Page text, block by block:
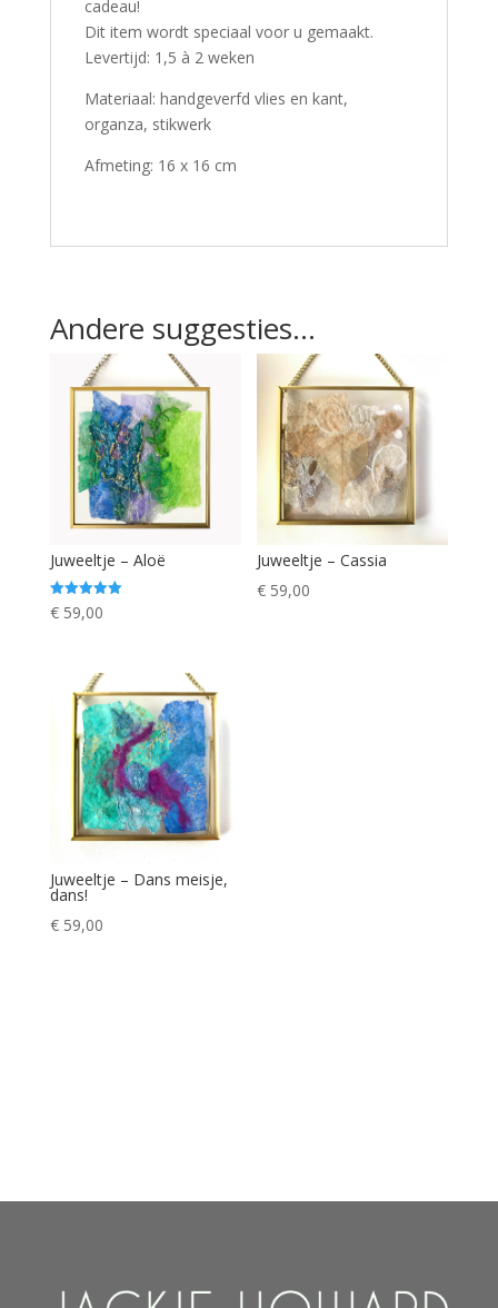
cadeau!
Dit item wordt speciaal voor u gemaakt.
Levertijd: 1,5 à 2 weken
Materiaal: handgeverfd vlies en kant,
organza, stikwerk
Afmeting: 16 x 16 cm
Andere suggesties…
Juweeltje – Aloë
Gewaardeerd
5.00
€59,00
Juweeltje – Cassia
€ 59,00
Juweeltje – Dans meisje,
dans!
€59,00